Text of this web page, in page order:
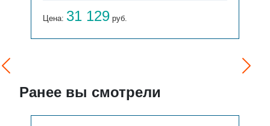
Цена: 31 129 руб.
Ранее вы смотрели